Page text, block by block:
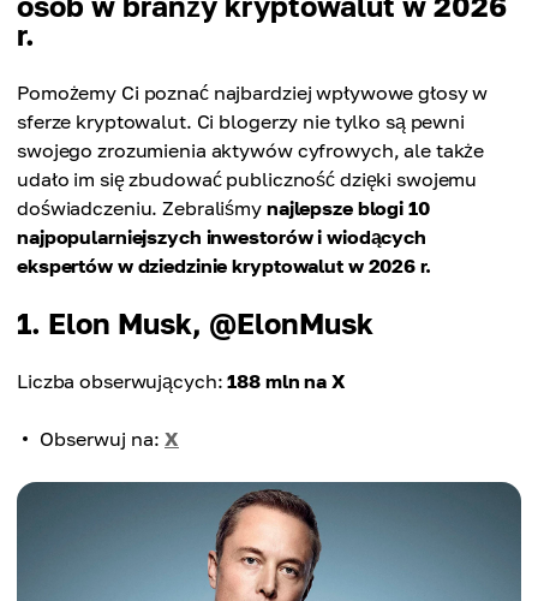
r.
Pomożemy Ci poznać najbardziej wpływowe głosy w
sferze kryptowalut. Ci blogerzy nie tylko są pewni
swojego zrozumienia aktywów cyfrowych, ale także
udało im się zbudować publiczność dzięki swojemu
doświadczeniu. Zebraliśmy najlepsze blogi 10
najpopularniejszych inwestorów i wiodących
ekspertów w dziedzinie kryptowalut w 2026 r.
1. Elon Musk, @ElonMusk
Liczba obserwujących:188 mln na X
Obserwuj na: X